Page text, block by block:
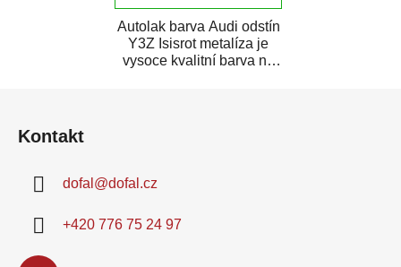
Autolak barva Audi odstín
Y3Z Isisrot metalíza je
vysoce kvalitní barva na
Kontakt
dofal @dofal.cz
+420 776 75 24 97